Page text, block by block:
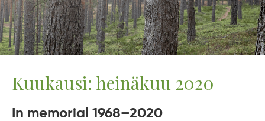
Kuukausi: heinäkuu 2020
In memorial 1968–2020